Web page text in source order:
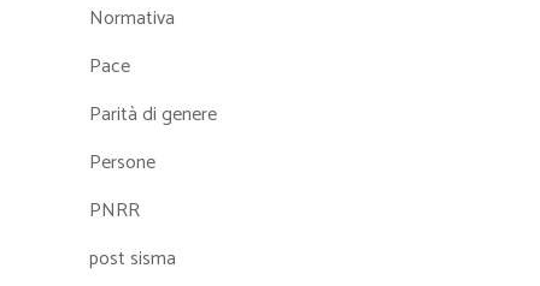
Normativa
Pace
Parità di genere
Persone
PNRR
post sisma